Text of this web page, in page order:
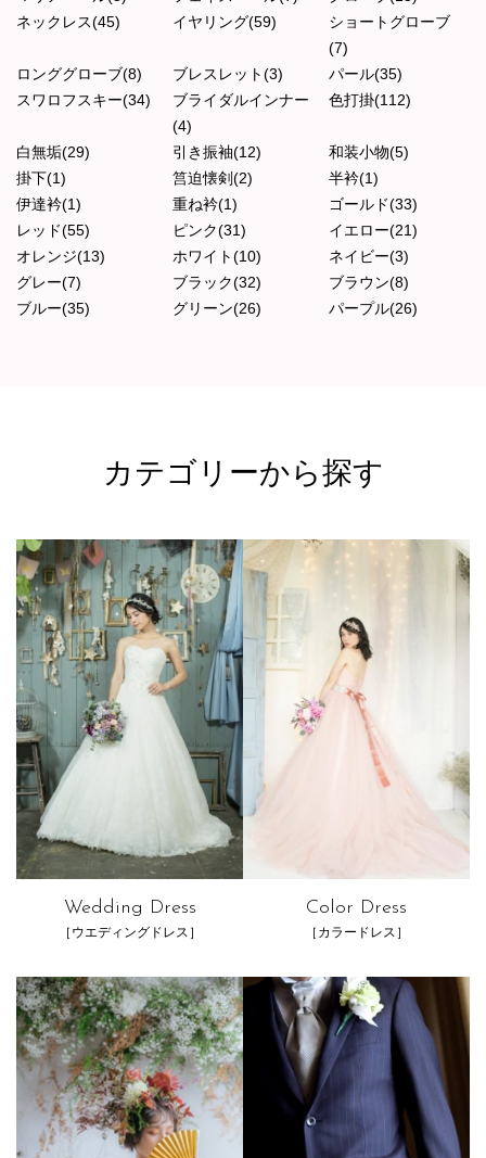
ネックレス(45)
イヤリング(59)
ショートグローブ
(7)
ロンググローブ(8)
ブレスレット(3)
パール(35)
スワロフスキー(34)
ブライダルインナー
(4)
色打掛(112)
白無垢(29) 引き振袖(12)
和装小物(5)
掛下(1)
筥迫懐剣(2)
半衿(1)
伊達衿(1)
重ね衿(1)
ゴールド(33)
レッド(55)
ピンク(31)
イエロー(21)
オレンジ(13)
ホワイト(10)
ネイビー(3)
グレー(7)
ブラック(32)
ブラウン(8)
ブルー(35)
グリーン(26) パープル(26)
カテゴリーから探す
Wedding Dress
［ウエディングドレス］
Color Dress
［カラードレス］